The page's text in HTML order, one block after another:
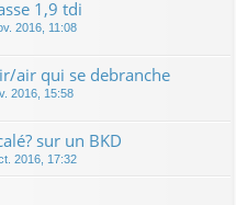
1,9 tdi
2016, 11:08
air qui se debranche
2016, 15:58
sur un BKD
2016, 17:32